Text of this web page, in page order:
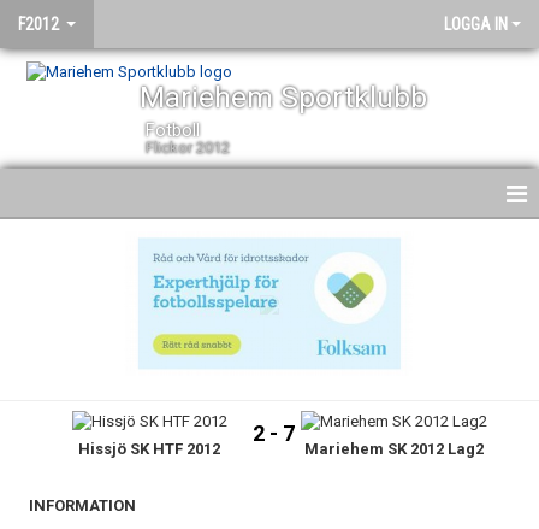
F2012 LOGGA IN
Mariehem Sportklubb
Fotboll
Flickor 2012
BILDGALLERI
Hissjö SK HTF 2012
2 - 7
Mariehem SK 2012 Lag2
INFORMATION